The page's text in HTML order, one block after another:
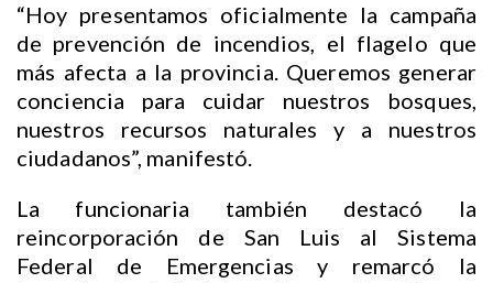
“Hoy presentamos oficialmente la campaña
de prevención de incendios, el flagelo que
más afecta a la provincia. Queremos generar
conciencia para cuidar nuestros bosques,
nuestros recursos naturales y a nuestros
ciudadanos”, manifestó.
La funcionaria también destacó la
reincorporación de San Luis al Sistema
Federal de Emergencias y remarcó la